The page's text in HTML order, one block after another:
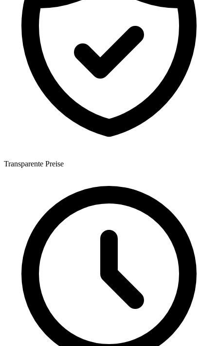
Transparente Preise